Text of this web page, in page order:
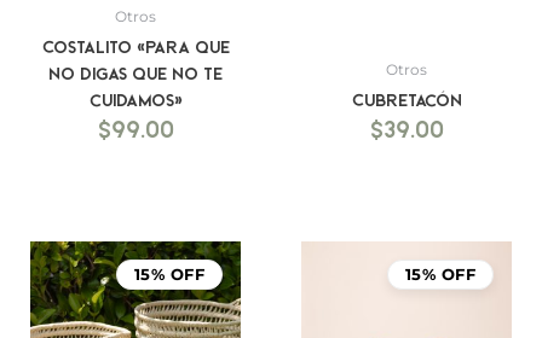
Otros
Costalito «Para que
no digas que no te
cuidamos»
$99.00
Otros
Cubretacón
$39.00
15% OFF 15% OFF